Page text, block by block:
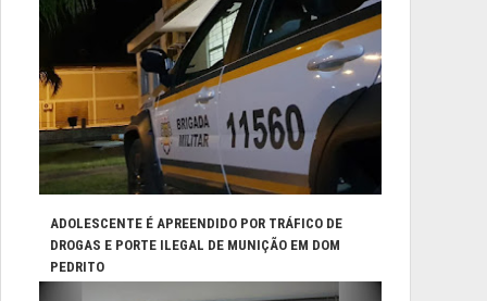
ADOLESCENTE É APREENDIDO POR TRÁFICO DE
DROGAS E PORTE ILEGAL DE MUNIÇÃO EM DOM
PEDRITO